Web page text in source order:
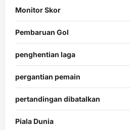
Monitor Skor
Pembaruan Gol
penghentian laga
pergantian pemain
pertandingan dibatalkan
Piala Dunia